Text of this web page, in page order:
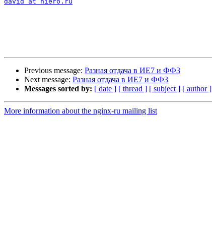
Previous message: Разная отдача в ИЕ7 и ФФ3
Next message: Разная отдача в ИЕ7 и ФФ3
Messages sorted by: [ date ] [ thread ] [ subject ] [ author ]
More information about the nginx-ru mailing list